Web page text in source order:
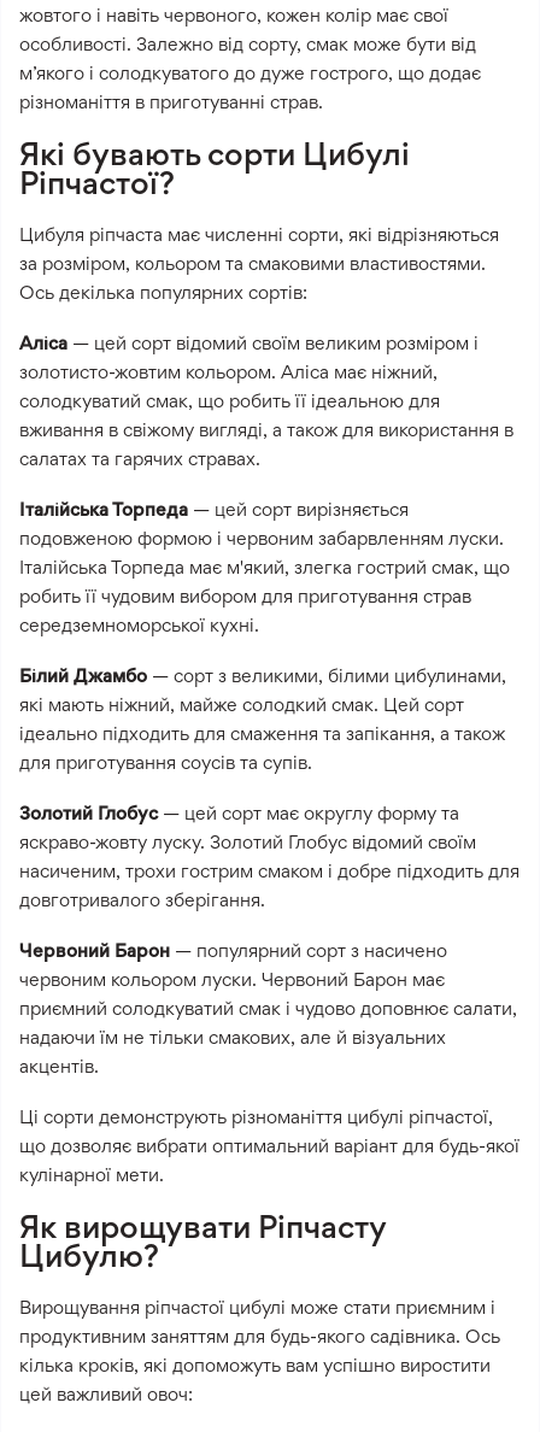
жовтого і навіть червоного, кожен колір має свої
особливості. Залежно від сорту, смак може бути від
м’якого і солодкуватого до дуже гострого, що додає
різноманіття в приготуванні страв.
Які бувають сорти Цибулі
Ріпчастої?
Цибуля ріпчаста має численні сорти, які відрізняються
за розміром, кольором та смаковими властивостями.
Ось декілька популярних сортів:
Аліса — цей сорт відомий своїм великим розміром і
золотисто-жовтим кольором. Аліса має ніжний,
солодкуватий смак, що робить її ідеальною для
вживання в свіжому вигляді, а також для використання в
салатах та гарячих стравах.
Італійська Торпеда — цей сорт вирізняється
подовженою формою і червоним забарвленням луски.
Італійська Торпеда має м'який, злегка гострий смак, що
робить її чудовим вибором для приготування страв
середземноморської кухні.
Білий Джамбо — сорт з великими, білими цибулинами,
які мають ніжний, майже солодкий смак. Цей сорт
ідеально підходить для смаження та запікання, а також
для приготування соусів та супів.
Золотий Глобус— цей сорт має округлу форму та
яскраво-жовту луску. Золотий Глобус відомий своїм
насиченим, трохи гострим смаком і добре підходить для
довготривалого зберігання.
Червоний Барон — популярний сорт з насичено
червоним кольором луски. Червоний Барон має
приємний солодкуватий смак і чудово доповнює салати,
надаючи їм не тільки смакових, але й візуальних
акцентів.
Ці сорти демонструють різноманіття цибулі ріпчастої,
що дозволяє вибрати оптимальний варіант для будь-якої
кулінарної мети.
Як вирощувати Ріпчасту
Цибулю?
Вирощування ріпчастої цибулі може стати приємним і
продуктивним заняттям для будь-якого садівника. Ось
кілька кроків, які допоможуть вам успішно виростити
цей важливий овоч: